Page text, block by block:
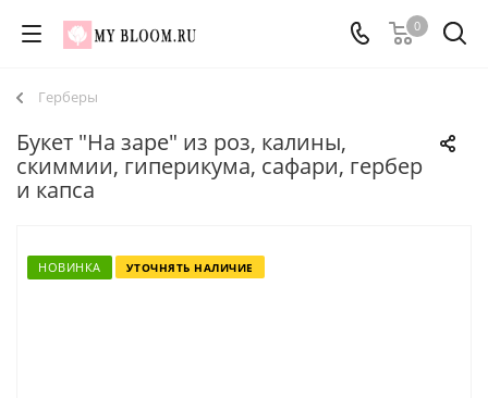
0
Герберы
Букет "На заре" из роз, калины,
скиммии, гиперикума, сафари, гербер
и капса
НОВИНКА УТОЧНЯТЬ НАЛИЧИЕ